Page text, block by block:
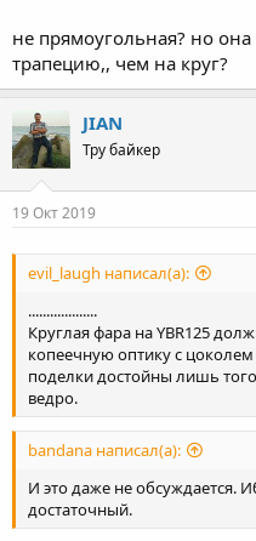
не прямоугольная? но
трапецию,, чем на круг?
JIAN
Тру байкер
19 Окт 2019
evil_laugh написал(а):
...................
Круглая фара на YBR125
копеечную оптику с
поделки достойны лишь
ведро.
bandana написал(а):
И это даже не обсуждается.
достаточный.